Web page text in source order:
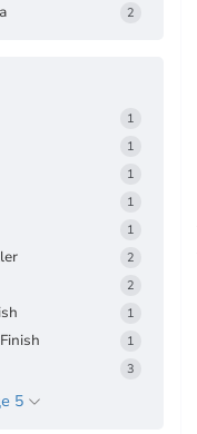
2
1
1
1
1
1
2
2
1
1
3
5